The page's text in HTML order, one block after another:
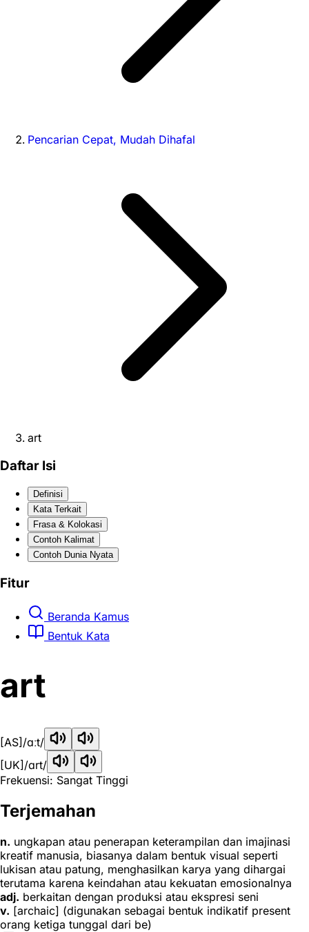
Pencarian Cepat, Mudah Dihafal
art
Daftar Isi
Definisi
Kata Terkait
Frasa & Kolokasi
Contoh Kalimat
Contoh Dunia Nyata
Fitur
Beranda Kamus
Bentuk Kata
art
[AS] /ɑːt/
[UK] /ɑrt/
Frekuensi: Sangat Tinggi
Terjemahan
n. ungkapan atau penerapan keterampilan dan imajinasi
kreatif manusia, biasanya dalam bentuk visual seperti
lukisan atau patung, menghasilkan karya yang dihargai
terutama karena keindahan atau kekuatan emosionalnya
adj. berkaitan dengan produksi atau ekspresi seni
v. [archaic] (digunakan sebagai bentuk indikatif present
orang ketiga tunggal dari be)